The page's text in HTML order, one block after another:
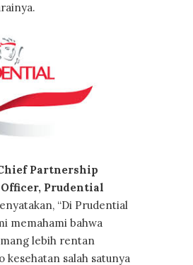
Partnership
Prudential
“Di Prudential
memahami bahwa
lebih rentan
kesehatan salah satunya